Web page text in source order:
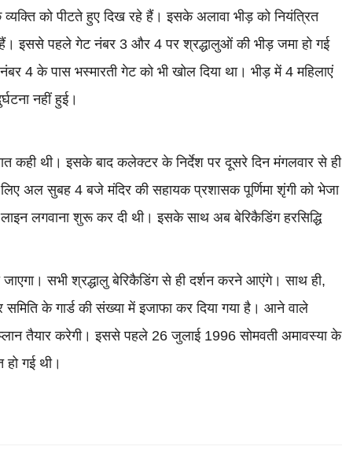
को पीटते हुए दिख रहे हैं। इसके अलावा भीड़ को नियंत्रित
इससे पहले गेट नंबर 3 और 4 पर श्रद्धालुओं की भीड़ जमा हो गई
4 के पास भस्मारती गेट को भी खोल दिया था। भीड़ में 4 महिलाएं
नहीं हुई।
कही थी। इसके बाद कलेक्टर के निर्देश पर दूसरे दिन मंगलवार से ही
अल सुबह 4 बजे मंदिर की सहायक प्रशासक पूर्णिमा शृंगी को भेजा
लगवाना शुरू कर दी थी। इसके साथ अब बेरिकैडिंग हरसिद्धि
सभी श्रद्धालु बेरिकैडिंग से ही दर्शन करने आएंगे। साथ ही,
समिति के गार्ड की संख्या में इजाफा कर दिया गया है। आने वाले
तैयार करेगी। इससे पहले 26 जुलाई 1996 सोमवती अमावस्या के
गई थी।